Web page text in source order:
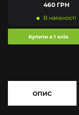
460 ГРН
В наявності
Купити в 1 клік
ОПИС